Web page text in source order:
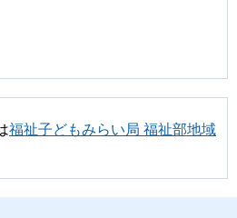
福祉子どもみらい局 福祉部地域